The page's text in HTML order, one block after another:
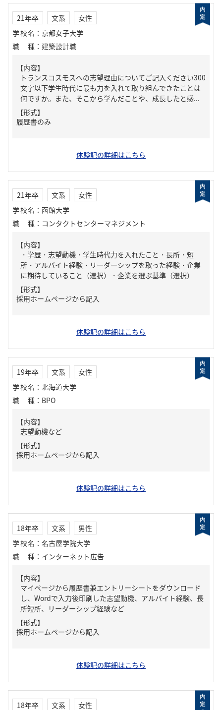
21年卒 文系
女性
学校名 ： 京都女子大学
職種 ： 建築設計職
【内容】
トランスコスモスへの志望理由についてご記入ください300
文字以下学生時代に最も力を入れて取り組んできたことは
何ですか。また、そこから学んだことや、成長したと感...
【形式】
履歴書のみ
体験記の詳細はこちら
21年卒 文系
女性
学校名 ： 函館大学
職種 ： コンタクトセンターマネジメント
【内容】
・学歴・志望動機・学生時代力を入れたこと・長所・短
所・アルバイト経験・リーダーシップを取った経験・企業
に期待していること（選択）・企業を選ぶ基準（選択）
【形式】
採用ホームページから記入
体験記の詳細はこちら
19年卒 文系
女性
学校名 ： 北海道大学
職種 ： BPO
【内容】
志望動機など
【形式】
採用ホームページから記入
体験記の詳細はこちら
18年卒 文系
男性
学校名 ： 名古屋学院大学
職種 ： インターネット広告
【内容】
マイページから履歴書兼エントリーシートをダウンロード
し、Wordで入力後印刷した志望動機、アルバイト経験、長
所短所、リーダーシップ経験など
【形式】
採用ホームページから記入
体験記の詳細はこちら
18年卒 文系 女性